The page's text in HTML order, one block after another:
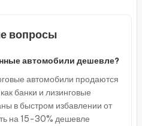
вопросы
автомобили дешевле?
автомобили продаются
банки и лизинговые
в быстром избавлении от
на 15-30% дешевле